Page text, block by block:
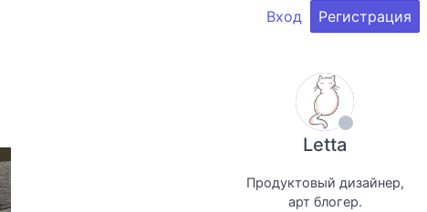
Вход Регистрация
Letta
Продуктовый дизайнер,
арт блогер.